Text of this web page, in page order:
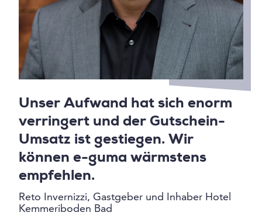
Unser Aufwand hat sich enorm
verringert und der Gutschein-
Umsatz ist gestiegen. Wir
können e-guma wärmstens
empfehlen.
Reto Invernizzi, Gastgeber und Inhaber Hotel
Kemmeriboden Bad